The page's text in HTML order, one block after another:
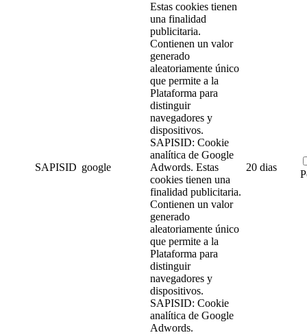
SAPISID google
Estas cookies tienen
una finalidad
publicitaria.
Contienen un valor
generado
aleatoriamente único
que permite a la
Plataforma para
distinguir
navegadores y
dispositivos.
SAPISID: Cookie
analítica de Google
Adwords. Estas
cookies tienen una
finalidad publicitaria.
Contienen un valor
generado
aleatoriamente único
que permite a la
Plataforma para
distinguir
navegadores y
dispositivos.
SAPISID: Cookie
analítica de Google
Adwords.
20 dias